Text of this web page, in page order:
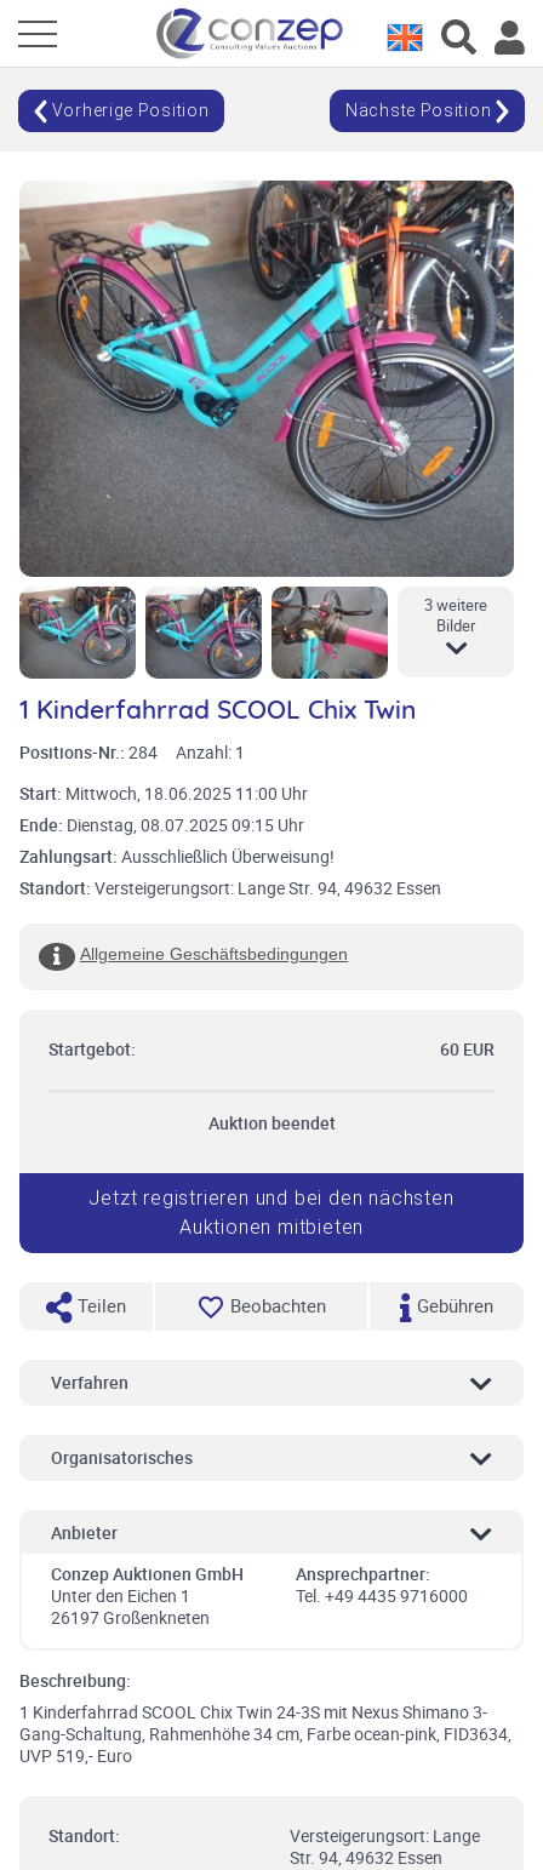
Vorherige Position Nächste Position
3 weitere
Bilder
1 Kinderfahrrad SCOOL Chix Twin
Positions-Nr.: 284 Anzahl: 1
Start: Mittwoch, 18.06.2025 11:00 Uhr
Ende: Dienstag, 08.07.2025 09:15 Uhr
Zahlungsart: Ausschließlich Überweisung!
Standort: Versteigerungsort: Lange Str. 94, 49632 Essen
Allgemeine Geschäftsbedingungen
Startgebot: 60 EUR
Auktion beendet
Jetzt registrieren und bei den nächsten
Auktionen mitbieten
Teilen Beobachten Gebühren
Verfahren
Organisatorisches
Anbieter
Conzep Auktionen GmbH
Unter den Eichen 1
26197 Großenkneten
Ansprechpartner:
Tel. +49 4435 9716000
Beschreibung:
1 Kinderfahrrad SCOOL Chix Twin 24-3S mit Nexus Shimano 3-
Gang-Schaltung, Rahmenhöhe 34 cm, Farbe ocean-pink, FID3634,
UVP 519,- Euro
Standort:
Versteigerungsort: Lange
Str. 94, 49632 Essen